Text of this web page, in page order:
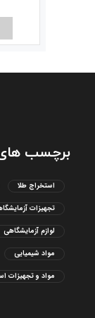
برچسب
استخراج طلا
تجهیزات
لوازم آزمایشگاهی
مواد شیمیایی
مواد و تجهیزات